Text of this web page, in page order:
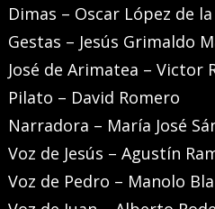
Dimas – Oscar López de
Gestas – Jesús Grimaldo
José de Arimatea – Victor
Pilato – David Romero
Narradora – María José
Voz de Jesús – Agustín
Voz de Pedro – Manolo